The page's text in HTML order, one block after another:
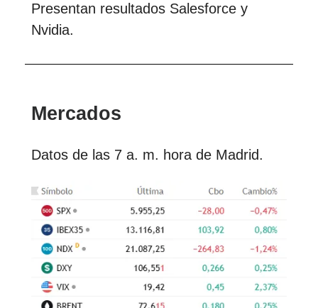
Presentan resultados Salesforce y
Nvidia.
Mercados
Datos de las 7 a. m. hora de Madrid.